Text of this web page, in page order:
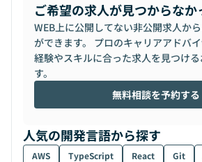
ご希望の求人が見つからなか
WEB上に公開してない非公開求人か
ができます。 プロのキャリアアドバ
経験やスキルに合った求人を見つけ
す。
無料相談を予約する
人気の開発言語から探す
AWS TypeScript React Git